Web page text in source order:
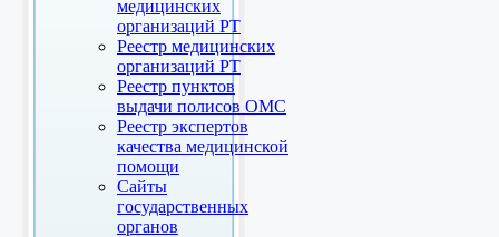
медицинских
организаций РТ
Реестр медицинских
организаций РТ
Реестр пунктов
выдачи полисов ОМС
Реестр экспертов
качества медицинской
помощи
Сайты
государственных
органов